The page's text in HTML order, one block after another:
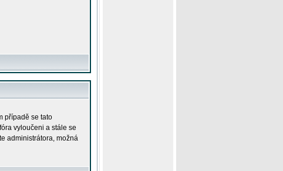
případě se tato
vyloučeni a stále se
administrátora, možná